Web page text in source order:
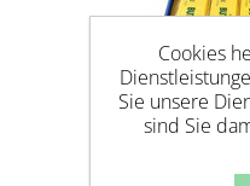
Cookies
Sie unsere
sind Sie